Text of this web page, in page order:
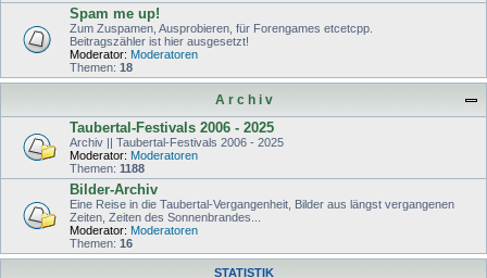
Spam me up!
Zum Zuspamen, Ausprobieren, für Forengames etcetcpp.
Beitragszähler ist hier ausgesetzt!
Moderator: Moderatoren
Themen: 18
A r c h i v
Taubertal-Festivals 2006 - 2025
Archiv || Taubertal-Festivals 2006 - 2025
Moderator: Moderatoren
Themen: 1188
Bilder-Archiv
Eine Reise in die Taubertal-Vergangenheit, Bilder aus längst vergangenen
Zeiten, Zeiten des Sonnenbrandes...
Moderator: Moderatoren
Themen: 16
STATISTIK